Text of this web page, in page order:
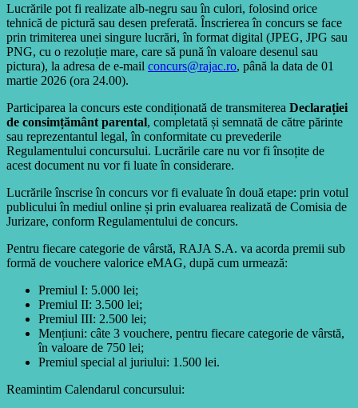
Lucrările pot fi realizate alb-negru sau în culori, folosind orice
tehnică de pictură sau desen preferată. Înscrierea în concurs se face
prin trimiterea unei singure lucrări, în format digital (JPEG, JPG sau
PNG, cu o rezoluție mare, care să pună în valoare desenul sau
pictura), la adresa de e-mail concurs@rajac.ro, până la data de 01
martie 2026 (ora 24.00).
Participarea la concurs este condiționată de transmiterea Declarației
de consimțământ parental, completată și semnată de către părinte
sau reprezentantul legal, în conformitate cu prevederile
Regulamentului concursului. Lucrările care nu vor fi însoțite de
acest document nu vor fi luate în considerare.
Lucrările înscrise în concurs vor fi evaluate în două etape: prin votul
publicului în mediul online și prin evaluarea realizată de Comisia de
Jurizare, conform Regulamentului de concurs.
Pentru fiecare categorie de vârstă, RAJA S.A. va acorda premii sub
formă de vouchere valorice eMAG, după cum urmează:
Premiul I: 5.000 lei;
Premiul II: 3.500 lei;
Premiul III: 2.500 lei;
Mențiuni: câte 3 vouchere, pentru fiecare categorie de vârstă,
în valoare de 750 lei;
Premiul special al juriului: 1.500 lei.
Reamintim Calendarul concursului: